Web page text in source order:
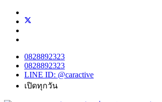
0828892323
0828892323
LINE ID: @caractive
เปิดทุกวัน